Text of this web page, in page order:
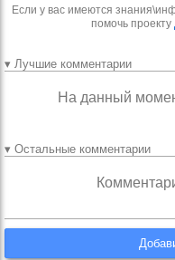
Если у вас имеются
помочь проекту
▾ Лучшие комментарии
На данный
▾ Остальные комментарии